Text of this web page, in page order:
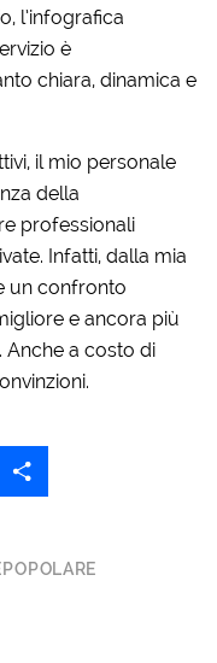
l’infografica
è
chiara, dinamica e
il mio personale
della
professionali
Infatti, dalla mia
un confronto
e ancora più
Anche a costo di